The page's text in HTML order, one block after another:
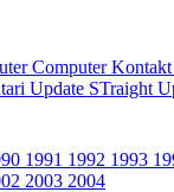
Computer Kontakt
Update STraight
1991 1992 1993
2003 2004